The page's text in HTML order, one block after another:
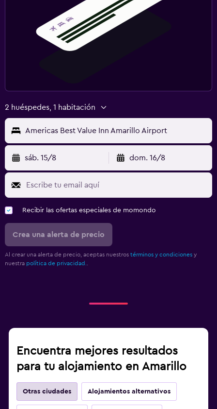
2 huéspedes, 1 habitación
Americas Best Value Inn Amarillo Airport
sáb. 15/8 dom. 16/8
Recibir las ofertas especiales de momondo
Crea una alerta de precio
Al crear una alerta de precio, aceptas nuestros términos y condiciones y
nuestra política de privacidad.
Encuentra mejores resultados
para tu alojamiento en Amarillo
Otras ciudades Alojamientos alternativos